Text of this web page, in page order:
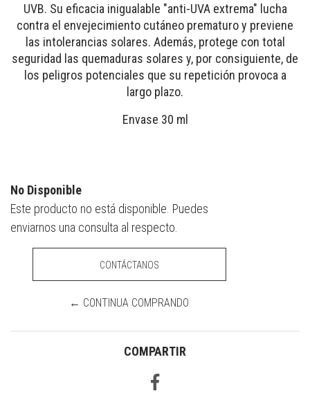
UVB. Su eficacia inigualable "anti-UVA extrema" lucha
contra el envejecimiento cutáneo prematuro y previene
las intolerancias solares. Además, protege con total
seguridad las quemaduras solares y, por consiguiente, de
los peligros potenciales que su repetición provoca a
largo plazo.
Envase 30 ml
No Disponible
Este producto no está disponible. Puedes
enviarnos una consulta al respecto.
CONTÁCTANOS
← CONTINUA COMPRANDO
COMPARTIR